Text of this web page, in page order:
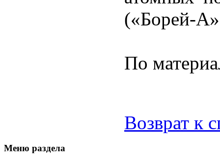
(«Борей-
По
Возврат к
Меню раздела